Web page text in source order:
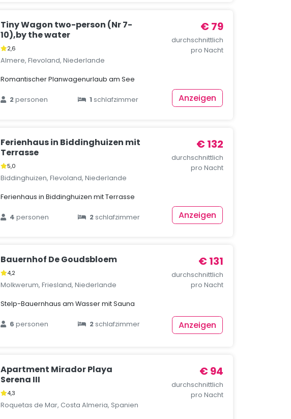
Tiny Wagon two-person (Nr 7-
10),by the water
2,6
Almere, Flevoland, Niederlande
Romantischer Planwagenurlaub am See
2personen 1schlafzimmer
€ 79
durchschnittlich
pro Nacht
Anzeigen
Ferienhaus in Biddinghuizen mit
Terrasse
5,0
Biddinghuizen, Flevoland, Niederlande
Ferienhaus in Biddinghuizen mit Terrasse
4personen 2schlafzimmer
€ 132
durchschnittlich
pro Nacht
Anzeigen
Bauernhof De Goudsbloem
4,2
Molkwerum, Friesland, Niederlande
Stelp-Bauernhaus am Wasser mit Sauna
6personen 2schlafzimmer
€ 131
durchschnittlich
pro Nacht
Anzeigen
Apartment Mirador Playa
Serena III
4,3
Roquetas de Mar, Costa Almeria, Spanien
€ 94
durchschnittlich
pro Nacht